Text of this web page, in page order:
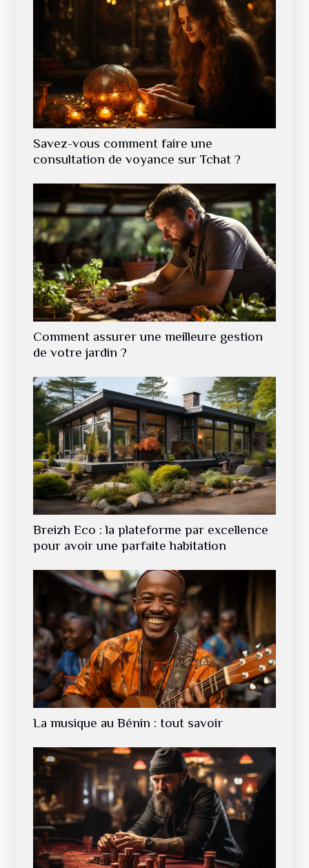
Savez-vous comment faire une
consultation de voyance sur Tchat ?
Comment assurer une meilleure gestion
de votre jardin ?
Breizh Eco : la plateforme par excellence
pour avoir une parfaite habitation
La musique au Bénin : tout savoir